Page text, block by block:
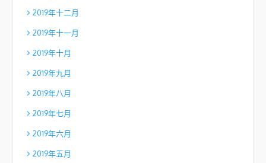
2019年十二月
2019年十一月
2019年十月
2019年九月
2019年八月
2019年七月
2019年六月
2019年五月